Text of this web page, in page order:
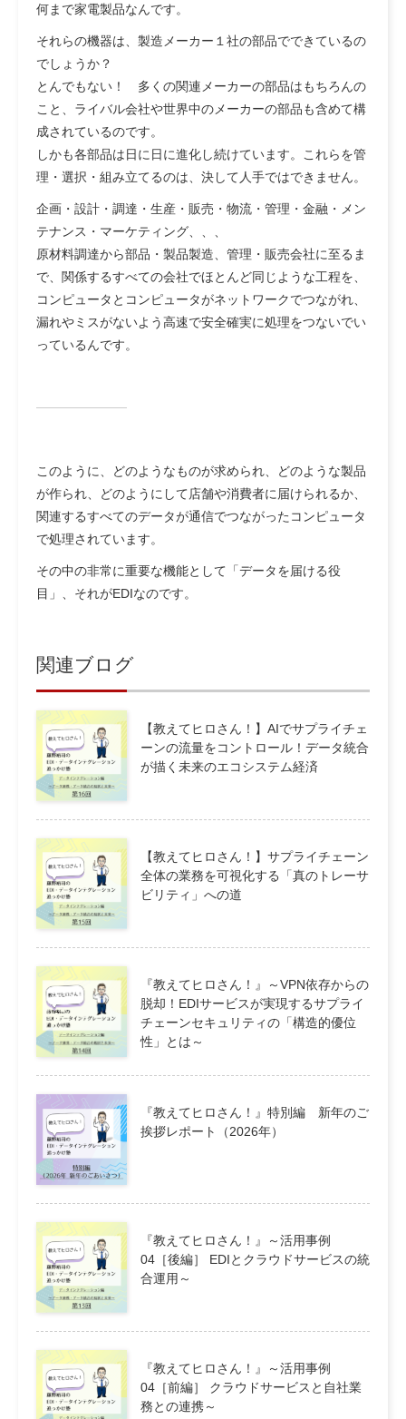
何まで家電製品なんです。
それらの機器は、製造メーカー１社の部品でできているの
でしょうか？
とんでもない！ 多くの関連メーカーの部品はもちろんの
こと、ライバル会社や世界中のメーカーの部品も含めて構
成されているのです。
しかも各部品は日に日に進化し続けています。これらを管
理・選択・組み立てるのは、決して人手ではできません。
企画・設計・調達・生産・販売・物流・管理・金融・メン
テナンス・マーケティング、、、
原材料調達から部品・製品製造、管理・販売会社に至るま
で、関係するすべての会社でほとんど同じような工程を、
コンピュータとコンピュータがネットワークでつながれ、
漏れやミスがないよう高速で安全確実に処理をつないでい
っているんです。
このように、どのようなものが求められ、どのような製品
が作られ、どのようにして店舗や消費者に届けられるか、
関連するすべてのデータが通信でつながったコンピュータ
で処理されています。
その中の非常に重要な機能として「データを届ける役
目」、それがEDIなのです。
関連ブログ
【教えてヒロさん！】AIでサプライチェ
ーンの流量をコントロール！データ統合
が描く未来のエコシステム経済
【教えてヒロさん！】サプライチェーン
全体の業務を可視化する「真のトレーサ
ビリティ」への道
『教えてヒロさん！』～VPN依存からの
脱却！EDIサービスが実現するサプライ
チェーンセキュリティの「構造的優位
性」とは～
『教えてヒロさん！』特別編 新年のご
挨拶レポート（2026年）
『教えてヒロさん！』～活用事例
04［後編］ EDIとクラウドサービスの統
合運用～
『教えてヒロさん！』～活用事例
04［前編］ クラウドサービスと自社業
務との連携～